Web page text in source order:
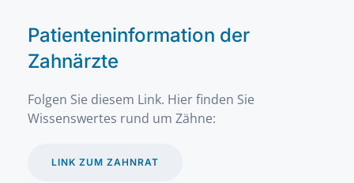
Patienteninformation der
Zahnärzte
Folgen Sie diesem Link. Hier finden Sie
Wissenswertes rund um Zähne:
LINK ZUM ZAHNRAT